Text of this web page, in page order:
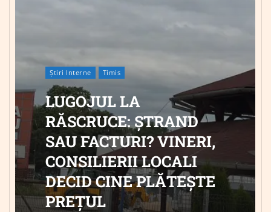
Știri Interne Timis
LUGOJUL LA
RĂSCRUCE: ȘTRAND
SAU FACTURI? VINERI,
CONSILIERII LOCALI
DECID CINE PLĂTEȘTE
PREȚUL